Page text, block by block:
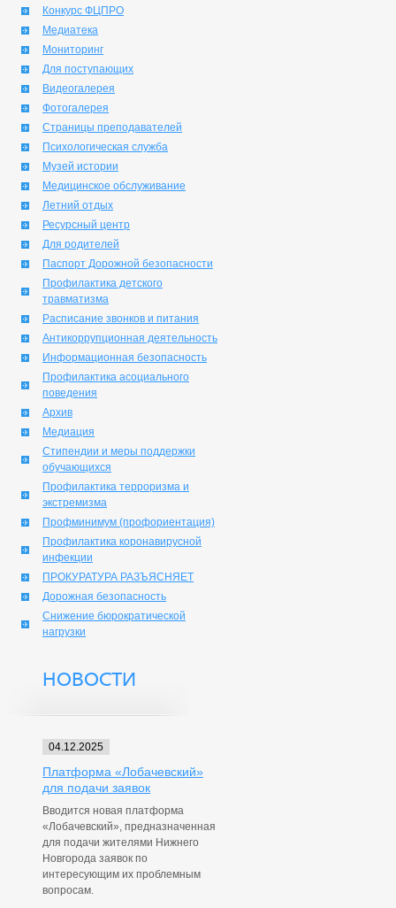
Конкурс ФЦПРО
Медиатека
Мониторинг
Для поступающих
Видеогалерея
Фотогалерея
Страницы преподавателей
Психологическая служба
Музей истории
Медицинское обслуживание
Летний отдых
Ресурсный центр
Для родителей
Паспорт Дорожной безопасности
Профилактика детского
травматизма
Расписание звонков и питания
Антикоррупционная деятельность
Информационная безопасность
Профилактика асоциального
поведения
Архив
Медиация
Стипендии и меры поддержки
обучающихся
Профилактика терроризма и
экстремизма
Профминимум (профориентация)
Профилактика коронавирусной
инфекции
ПРОКУРАТУРА РАЗЪЯСНЯЕТ
Дорожная безопасность
Снижение бюрократической
нагрузки
НОВОСТИ
04.12.2025
Платформа «Лобачевский»
для подачи заявок
Вводится новая платформа
«Лобачевский», предназначенная
для подачи жителями Нижнего
Новгорода заявок по
интересующим их проблемным
вопросам.